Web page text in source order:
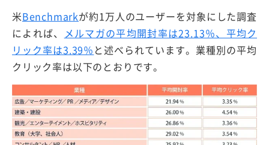
米Benchmarkが約1万人のユーザーを対象にした調査
によれば、 メルマガの平均開封率は23.13％、平均ク
リック率は3.39％ と述べられています。業種別の平均
クリック率は以下のとおりです。